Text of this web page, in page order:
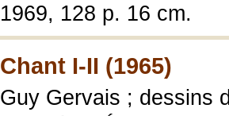
1969, 128 p. 16 cm.
Chant I-II (1965)
Guy Gervais ; dessins